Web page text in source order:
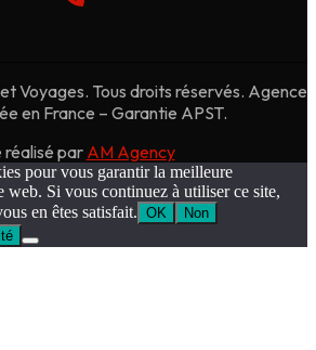
Voyages. Tous droits réservés. Agence
en France – Garantie APST.
réalisé par AM Agency
pour vous garantir la meilleure
web. Si vous continuez à utiliser ce site,
en êtes satisfait. OK
Non